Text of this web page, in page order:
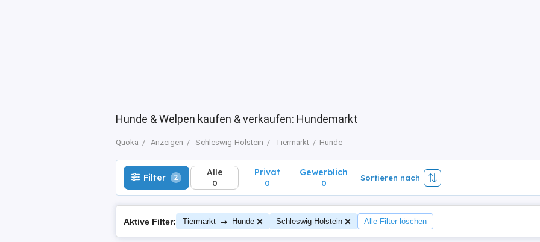
Hunde & Welpen kaufen & verkaufen: Hundemarkt
Quoka Anzeigen Schleswig-Holstein Tiermarkt Hunde
Filter 2 Alle
0
Privat
0
Gewerblich
0
Sortieren nach
Aktive Filter: Tiermarkt → Hunde Schleswig-Holstein Alle Filter löschen